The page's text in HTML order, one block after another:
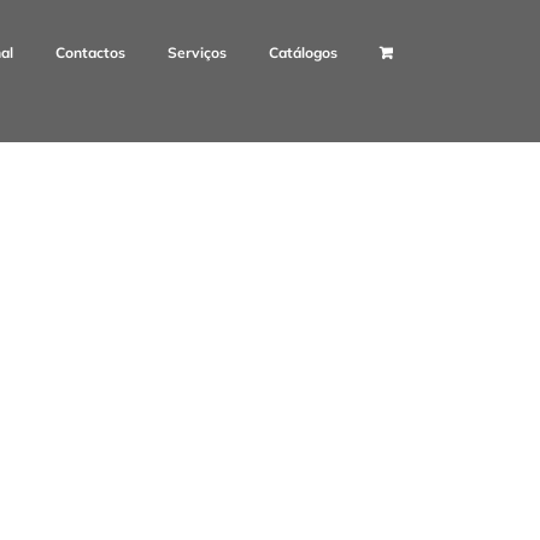
Contactos Serviços Catálogos